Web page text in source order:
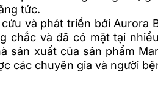
tức.
và phát triển bởi Aurora
chắc và đã có mặt tại
sản xuất của sản phẩm
các chuyên gia và người